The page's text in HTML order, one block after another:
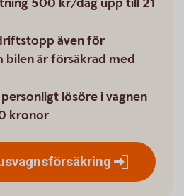
även för
bilen är försäkrad med
lösöre i vagnen
kronor